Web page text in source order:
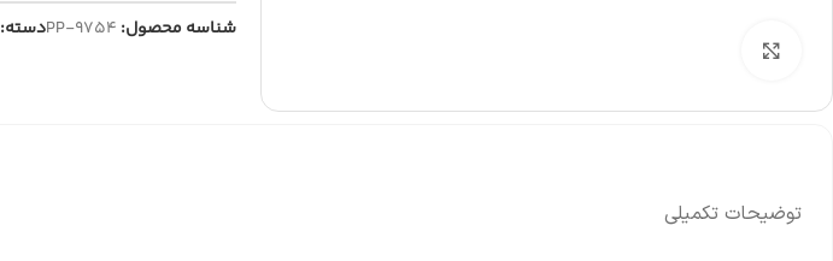
شناسه محصول: PP-9754دسته:
توضیحات تکمیلی